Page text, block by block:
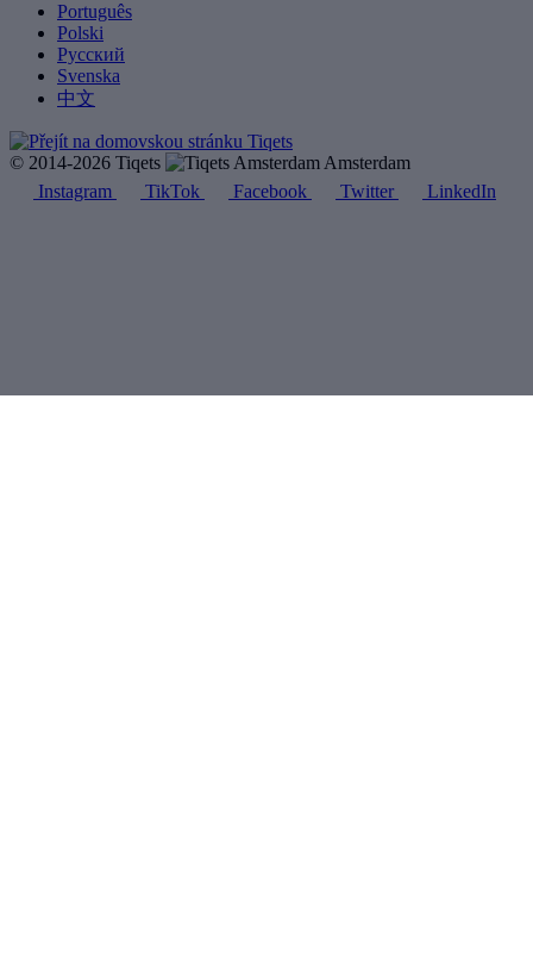
Português
Polski
Русский
Svenska
中文
© 2014-2026 Tiqets
Amsterdam
Instagram
TikTok Facebook Twitter LinkedIn